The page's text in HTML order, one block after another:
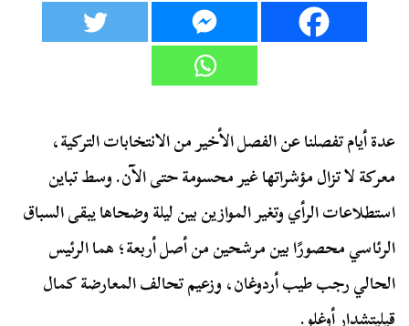
عدة أيام تفصلنا عن الفصل الأخير من الانتخابات التركية،
معركة لا تزال مؤشراتها غير محسومة حتى الآن. وسط تباين
استطلاعات الرأي وتغير الموازين بين ليلة وضحاها يبقى السباق
الرئاسي محصورًا بين مرشحين من أصل أربعة؛ هما الرئيس
الحالي رجب طيب أردوغان، وزعيم تحالف المعارضة كمال
قيليتشدار أوغلو.